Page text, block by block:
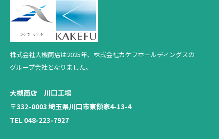
株式会社大槻商店は2025年、 株式会社カケフホールディングスの
グループ会社となりました。
大槻商店 川口工場
〒332-0003 埼玉県川口市東領家4-13-4
TEL 048-223-7927